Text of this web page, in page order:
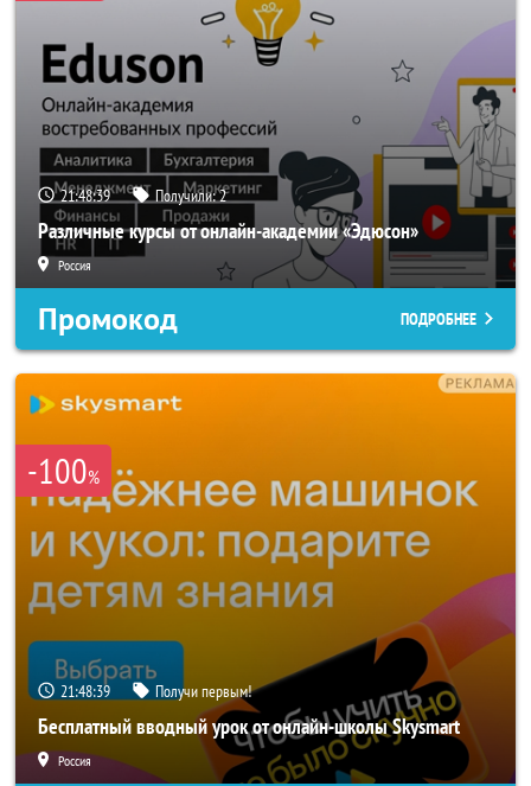
21:48:38 Получили:2
Различные курсы от онлайн-академии «Эдюсон»
Россия
Промокод ПОДРОБНЕЕ
-100%
21:48:38 Получи первым!
Бесплатный вводный урок от онлайн-школы Skysmart
Россия